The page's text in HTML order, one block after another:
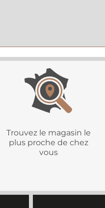
Trouvez le magasin le
plus proche de chez
vous